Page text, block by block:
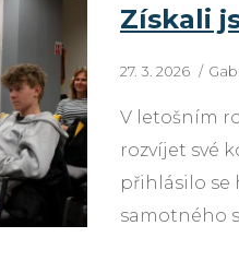
Získali
27. 3. 2026
V letošním
rozvíjet své
přihlásilo se
samotného